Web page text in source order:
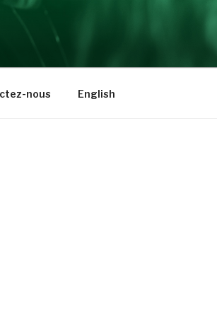
nous English